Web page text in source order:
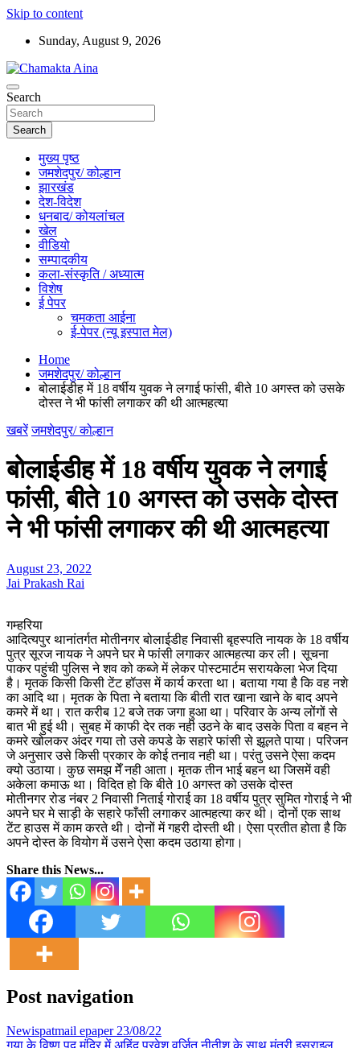
Skip to content
Sunday, August 9, 2026
Chamakta Aina
Hindi News Paper – Jharkhand
Search
Search
मुख्य पृष्ठ
जमशेदपुर/ कोल्हान
झारखंड
देश-विदेश
धनबाद/ कोयलांचल
खेल
वीडियो
सम्पादकीय
कला-संस्कृति / अध्यात्म
विशेष
ई पेपर
चमकता आईना
ई-पेपर (न्यू इस्पात मेल)
Home
जमशेदपुर/ कोल्हान
बोलाईडीह में 18 वर्षीय युवक ने लगाई फांसी, बीते 10 अगस्त को उसके
दोस्त ने भी फांसी लगाकर की थी आत्महत्या
खबरें जमशेदपुर/ कोल्हान
बोलाईडीह में 18 वर्षीय युवक ने लगाई
फांसी, बीते 10 अगस्त को उसके दोस्त
ने भी फांसी लगाकर की थी आत्महत्या
August 23, 2022
Jai Prakash Rai
गम्हरिया
आदित्यपुर थानांतर्गत मोतीनगर बोलाईडीह निवासी बृहस्पति नायक के 18 वर्षीय
पुत्र सूरज नायक ने अपने घर मे फांसी लगाकर आत्महत्या कर ली। सूचना
पाकर पहुंची पुलिस ने शव को कब्जे में लेकर पोस्टमार्टम सरायकेला भेज दिया
है। मृतक किसी किसी टेंट हॉउस में कार्य करता था। बताया गया है कि वह नशे
का आदि था। मृतक के पिता ने बताया कि बीती रात खाना खाने के बाद अपने
कमरे में था। रात करीब 12 बजे तक जगा हुआ था। परिवार के अन्य लोंगों से
बात भी हुई थी। सुबह में काफी देर तक नही उठने के बाद उसके पिता व बहन ने
कमरे खोलकर अंदर गया तो उसे कपडे के सहारे फांसी से झूलते पाया। परिजन
जे अनुसार उसे किसी प्रकार के कोई तनाव नही था। परंतु उसने ऐसा कदम
क्यो उठाया। कुछ समझ मेँ नही आता। मृतक तीन भाई बहन था जिसमें वही
अकेला कमाऊ था। विदित हो कि बीते 10 अगस्त को उसके दोस्त
मोतीनगर रोड नंबर 2 निवासी निताई गोराई का 18 वर्षीय पुत्र सुमित गोराई ने भी
अपने घर मे साड़ी के सहारे फाँसी लगाकर आत्महत्या कर थी। दोनों एक साथ
टेंट हाउस में काम करते थी। दोनों में गहरी दोस्ती थी। ऐसा प्रतीत होता है कि
अपने दोस्त के वियोग में उसने ऐसा कदम उठाया होगा।
Share this News...
Post navigation
Newispatmail epaper 23/08/22
गया के विष्णु पद मंदिर में अहिंदू प्रवेश वर्जित,नीतीश के साथ मंत्री इसराइल